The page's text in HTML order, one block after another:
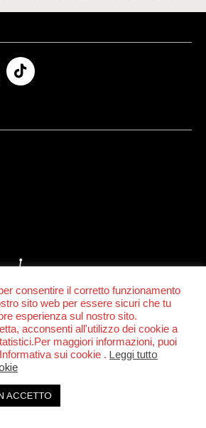
e P.IVA 06157210631
consentire il corretto funzionamento
sito web per essere sicuri che tu
esperienza sul nostro sito.
acconsenti all'utilizzo dei cookie a
maggiori informazioni, puoi
sui cookie . Leggi tutto
ACCETTO